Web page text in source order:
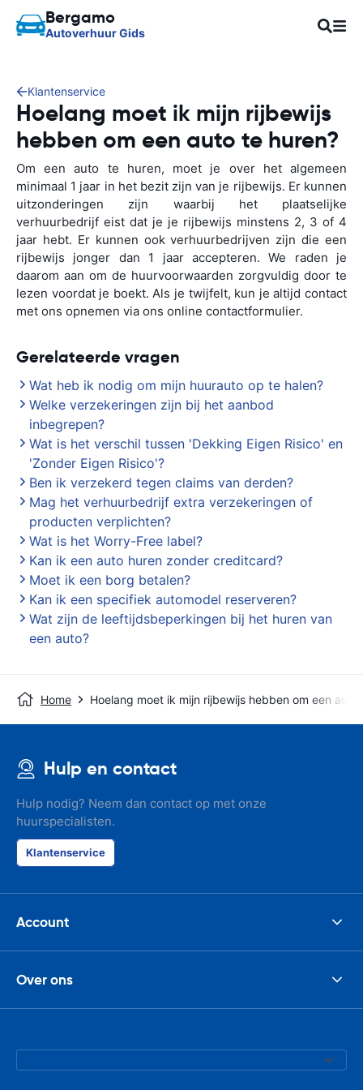
Bergamo
Autoverhuur Gids
Klantenservice
Hoelang moet ik mijn rijbewijs
hebben om een auto te huren?
Om een auto te huren, moet je over het algemeen
minimaal 1 jaar in het bezit zijn van je rijbewijs. Er kunnen
uitzonderingen zijn waarbij het plaatselijke
verhuurbedrijf eist dat je je rijbewijs minstens 2, 3 of 4
jaar hebt. Er kunnen ook verhuurbedrijven zijn die een
rijbewijs jonger dan 1 jaar accepteren. We raden je
daarom aan om de huurvoorwaarden zorgvuldig door te
lezen voordat je boekt. Als je twijfelt, kun je altijd contact
met ons opnemen via ons online contactformulier.
Gerelateerde vragen
Wat heb ik nodig om mijn huurauto op te halen?
Welke verzekeringen zijn bij het aanbod
inbegrepen?
Wat is het verschil tussen 'Dekking Eigen Risico' en
'Zonder Eigen Risico'?
Ben ik verzekerd tegen claims van derden?
Mag het verhuurbedrijf extra verzekeringen of
producten verplichten?
Wat is het Worry-Free label?
Kan ik een auto huren zonder creditcard?
Moet ik een borg betalen?
Kan ik een specifiek automodel reserveren?
Wat zijn de leeftijdsbeperkingen bij het huren van
een auto?
Home Hoelang moet ik mijn rijbewijs hebben om een auto
Hulp en contact
Hulp nodig? Neem dan contact op met onze
huurspecialisten.
Klantenservice
Account
Over ons